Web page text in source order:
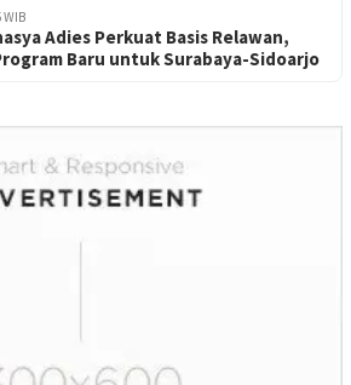
WIB
Adies Perkuat Basis Relawan,
Baru untuk Surabaya-Sidoarjo